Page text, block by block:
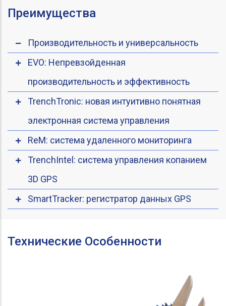
Преимущества
Производительность и универсальность
EVO: Непревзойденная
производительность и эффективность
TrenchTronic: новая интуитивно понятная
электронная система управления
ReM: система удаленного мониторинга
TrenchIntel: система управления копанием
3D GPS
SmartTracker: регистратор данных GPS
Технические Особенности